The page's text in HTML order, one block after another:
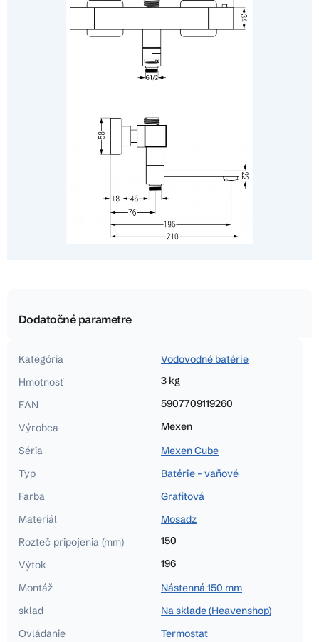
Dodatočné parametre
Kategória
Vodovodné batérie
Hmotnosť
3 kg
EAN
5907709119260
Výrobca
Mexen
Séria
Mexen Cube
Typ
Batérie - vaňové
Farba
Grafitová
Materiál
Mosadz
Rozteč pripojenia (mm)
150
Výtok
196
Montáž
Nástenná 150 mm
sklad
Na sklade (Heavenshop)
Ovládanie
Termostat